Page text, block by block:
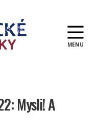
MENU
Mysli! A